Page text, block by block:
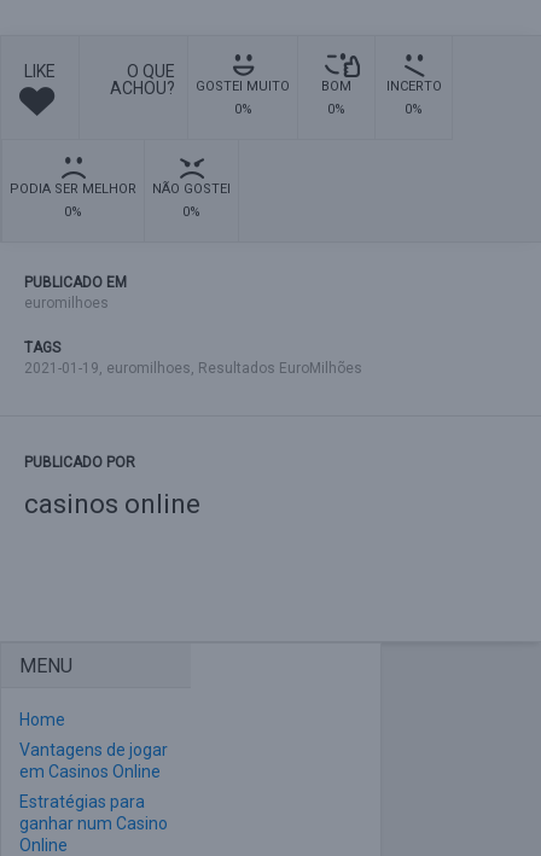
LIKE
O QUE
ACHOU?
GOSTEI MUITO
0%
BOM
0%
INCERTO
0%
PODIA SER MELHOR
0%
NÃO GOSTEI
0%
PUBLICADO EM
euromilhoes
TAGS
2021-01-19, euromilhoes, Resultados EuroMilhões
PUBLICADO POR
casinos online
MENU
Home
Vantagens de jogar
em Casinos Online
Estratégias para
ganhar num Casino
Online